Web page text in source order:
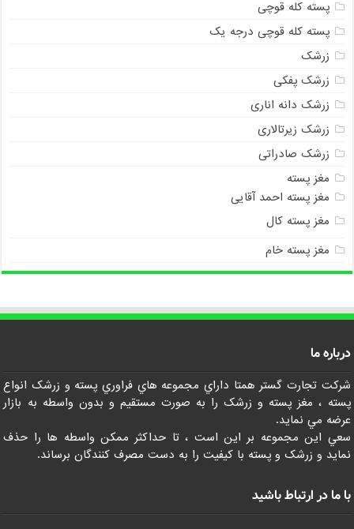
پسته کله قوچی
پسته کله قوچی درجه یک
زرشک
زرشک پفکی
زرشک دانه اناری
زرشک زیرتالاری
زرشک صادراتی
مغز پسته
مغز پسته احمد آقایی
مغز پسته کال
مغز پسته خام
درباره ما
شرکت تجارت گستر همتا داراي مجموعه هاي فراوري پسته و زرشک انواع
پسته ، مغز پسته و زرشک را به صورت مستقيم و بدون واسطه به بازار
عرضه مي نمايد.
سعي اين مجموعه بر اين است ، تا حداکثر ممکن واسطه ها را حذف
نمايد و زرشک و پسته با کيفيت را به دست مصرف کنندگان برساند.
با ما در ارتباط باشید